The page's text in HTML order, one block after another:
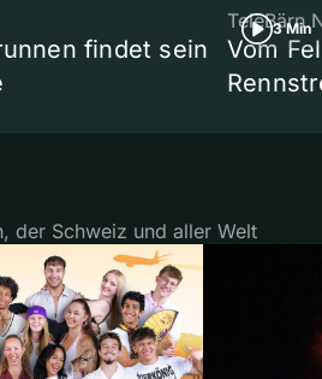
findet sein
3 Min
TeleBärn
Vom
der Schweiz und aller Welt